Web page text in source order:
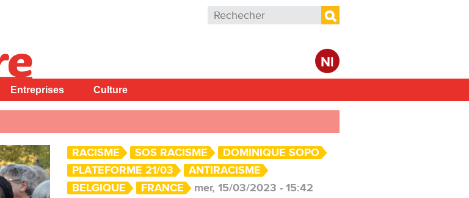
Formulaire de recherche
Rechercher
Nl
Entreprises Culture
RACISME SOS RACISME
DOMINIQUE SOPO
PLATEFORME 21/03
ANTIRACISME
BELGIQUE
FRANCE mer, 15/03/2023 - 15:42